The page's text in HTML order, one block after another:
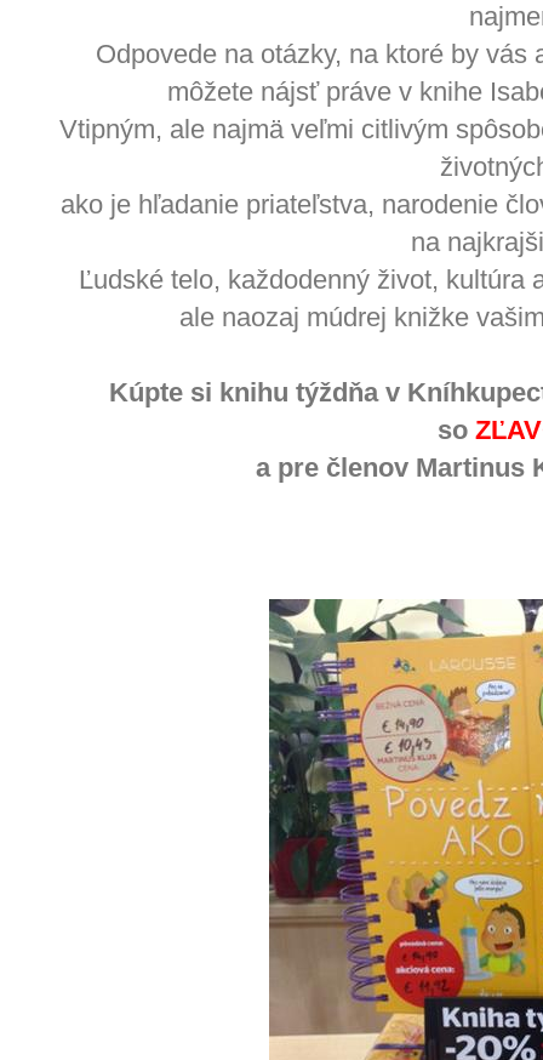
Odpovede na otázky, na ktoré by
môžete nájsť práve v knihe
Vtipným, ale najmä veľmi citlivým
ako je hľadanie priateľstva, narodenie
na
Ľudské telo, každodenný život, kultúra
ale naozaj múdrej knižke
Kúpte si knihu týždňa v
so
a pre členov Martinus